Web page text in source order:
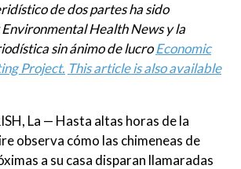
de dos partes ha sido
Health News y la
sin ánimo de lucroEconomic
Project. This article is also available
La — Hasta altas horas de la
observa cómo las chimeneas de
a su casa disparan llamaradas